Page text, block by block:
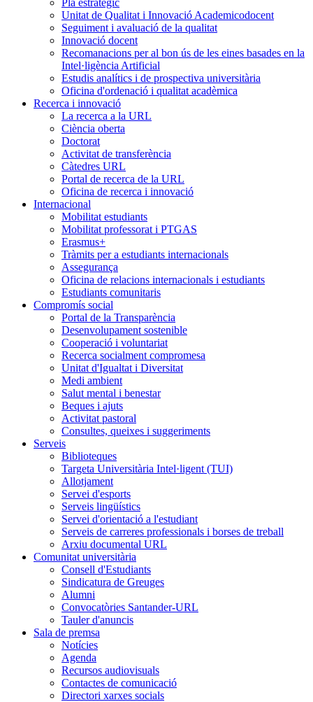
Unitat de Qualitat i Innovació Academicodocent
Seguiment i avaluació de la qualitat
Innovació docent
Recomanacions per al bon ús de les eines basades en la
Intel·ligència Artificial
Estudis analítics i de prospectiva universitària
Oficina d'ordenació i qualitat acadèmica
Recerca i innovació
La recerca a la URL
Ciència oberta
Doctorat
Activitat de transferència
Càtedres URL
Portal de recerca de la URL
Oficina de recerca i innovació
Internacional
Mobilitat estudiants
Mobilitat professorat i PTGAS
Erasmus+
Tràmits per a estudiants internacionals
Assegurança
Oficina de relacions internacionals i estudiants
Estudiants comunitaris
Compromís social
Portal de la Transparència
Desenvolupament sostenible
Cooperació i voluntariat
Recerca socialment compromesa
Unitat d'Igualtat i Diversitat
Medi ambient
Salut mental i benestar
Beques i ajuts
Activitat pastoral
Consultes, queixes i suggeriments
Serveis
Biblioteques
Targeta Universitària Intel·ligent (TUI)
Allotjament
Servei d'esports
Serveis lingüístics
Servei d'orientació a l'estudiant
Serveis de carreres professionals i borses de treball
Arxiu documental URL
Comunitat universitària
Consell d'Estudiants
Sindicatura de Greuges
Alumni
Convocatòries Santander-URL
Tauler d'anuncis
Sala de premsa
Notícies
Agenda
Recursos audiovisuals
Contactes de comunicació
Directori xarxes socials